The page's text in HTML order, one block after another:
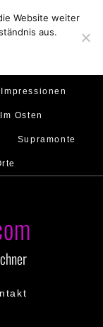
feiern
Impressionen
Im Osten
Supramonte
Website weiter
aus.